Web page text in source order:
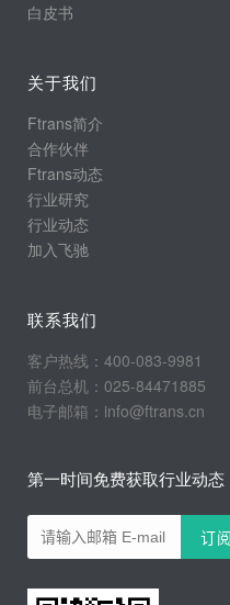
白皮书
关于我们
Ftrans简介
合作伙伴
Ftrans动态
行业研究
行业动态
加入飞驰
联系我们
客户热线：400-083-9981
前台总机：025-84471885
电子邮箱：info@ftrans.cn
第一时间免费获取行业动态